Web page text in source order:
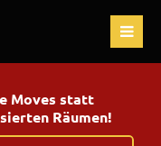
Moves statt
Räumen!